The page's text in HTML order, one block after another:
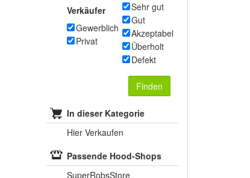
Verkäufer
Gewerblich
Privat
Sehr gut
Gut
Akzeptabel
Überholt
Defekt
Finden
In dieser Kategorie
Hier Verkaufen
Passende Hood-Shops
SuperRobsStore